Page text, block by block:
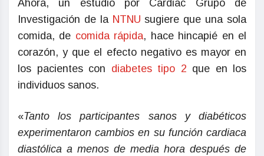
Ahora, un estudio por Cardiac Grupo de
Investigación de la NTNU sugiere que una sola
comida, de comida rápida, hace hincapié en el
corazón, y que el efecto negativo es mayor en
los pacientes con diabetes tipo 2 que en los
individuos sanos.
«Tanto los participantes sanos y diabéticos
experimentaron cambios en su función cardiaca
diastólica a menos de media hora después de